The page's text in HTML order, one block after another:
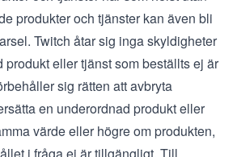
produkter och tjänster kan även bli
Twitch åtar sig inga skyldigheter
produkt eller tjänst som beställts ej är
sig rätten att avbryta
en underordnad produkt eller
värde eller högre om produkten,